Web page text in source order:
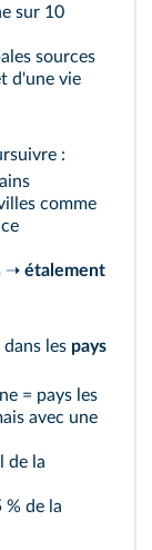
sur 10
sources
d'une vie
:
comme
➝ étalement
les pays
= pays les
avec une
de la
% de la